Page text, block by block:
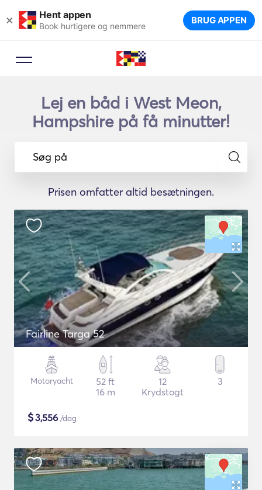
× Hent appen
Book hurtigere og nemmere BRUG APPEN
Lej en båd i West Meon,
Hampshire på få minutter!
Søg på
Prisen omfatter altid besætningen.
Fairline Targa 52
Motoryacht
52 ft
16 m
12
Krydstogt
3
$3,556 /dag